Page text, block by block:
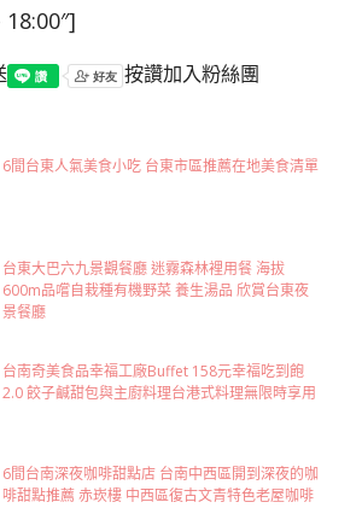
按讚加入粉絲團
6間台東人氣美食小吃 台東市區推薦在地美食清單
台東大巴六九景觀餐廳 迷霧森林裡用餐 海拔
600m品嚐自栽種有機野菜 養生湯品 欣賞台東夜
景餐廳
台南奇美食品幸福工廠Buffet 158元幸福吃到飽
2.0 餃子鹹甜包與主廚料理台港式料理無限時享用
6間台南深夜咖啡甜點店 台南中西區開到深夜的咖
啡甜點推薦 赤崁樓 中西區復古文青特色老屋咖啡